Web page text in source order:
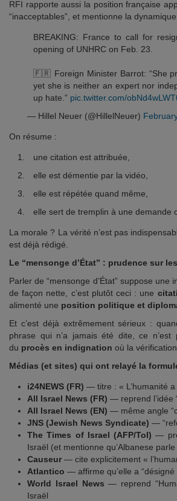
RFI rapporte aussi la position française
“inacceptables”, et mentionne la
BREAKING: France to call for
opening of UNHRC on Feb. 23.
🇫🇷 Foreign Minister Barrot: “She
yet she is neither an expert nor
up hate.” pic.twitter.com/
— Hillel Neuer (@HillelNeuer)
On résume :
une citation est attribuée,
elle est démentie par la vidéo,
elle est répétée quand même,
elle sert de tremplin à une demande
La morale ? La vérité n’est pas
est déjà rédigé.
Le “mensonge d’État” : prudence sur
Parler de “mensonge d’État” suppose
de façon nette, c’est plutôt ceci : une
alimenté une position politique et
Et c’est déjà extrêmement sérieux :
phrase qui n’a jamais été dite, ce
du procès en indignation où la
Médias (et sites) qui ont relayé la
i24NEWS (FR) — titre : « L’humanité
All Israel News (FR) — reprend l’idée
All Israel News (EN) — même angle
JNS (Jewish News Syndicate) —
The Times of Israel (AFP/ToI) —
Israël (et mentionne qu’Albanese parle
Causeur — cite explicitement «
Atlantico — affirme qu’elle a “désigné
World Israel News — reprend
Israël